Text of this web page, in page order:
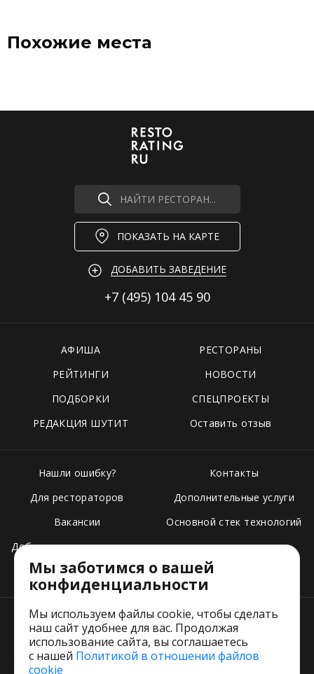
Похожие места
НАЙТИ РЕСТОРАН...
ПОКАЗАТЬ НА КАРТЕ
ДОБАВИТЬ ЗАВЕДЕНИЕ
+7 (495) 104 45 90
АФИША
РЕСТОРАНЫ
РЕЙТИНГИ
НОВОСТИ
ПОДБОРКИ
СПЕЦПРОЕКТЫ
РЕДАКЦИЯ ШУТИТ
Оставить отзыв
Нашли ошибку?
Для рестораторов
Вакансии
Добавить свое заведение
Тарифы
Контакты
Дополнительные услуги
Основной стек технологий
Пользовательское соглашение
Мы заботимся о вашей
конфиденциальности
Мы используем файлы cookie, чтобы сделать
наш сайт удобнее для вас. Продолжая
использование сайта, вы соглашаетесь
с нашей Политикой в отношении файлов
cookie